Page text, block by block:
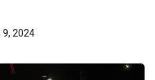
9, 2024